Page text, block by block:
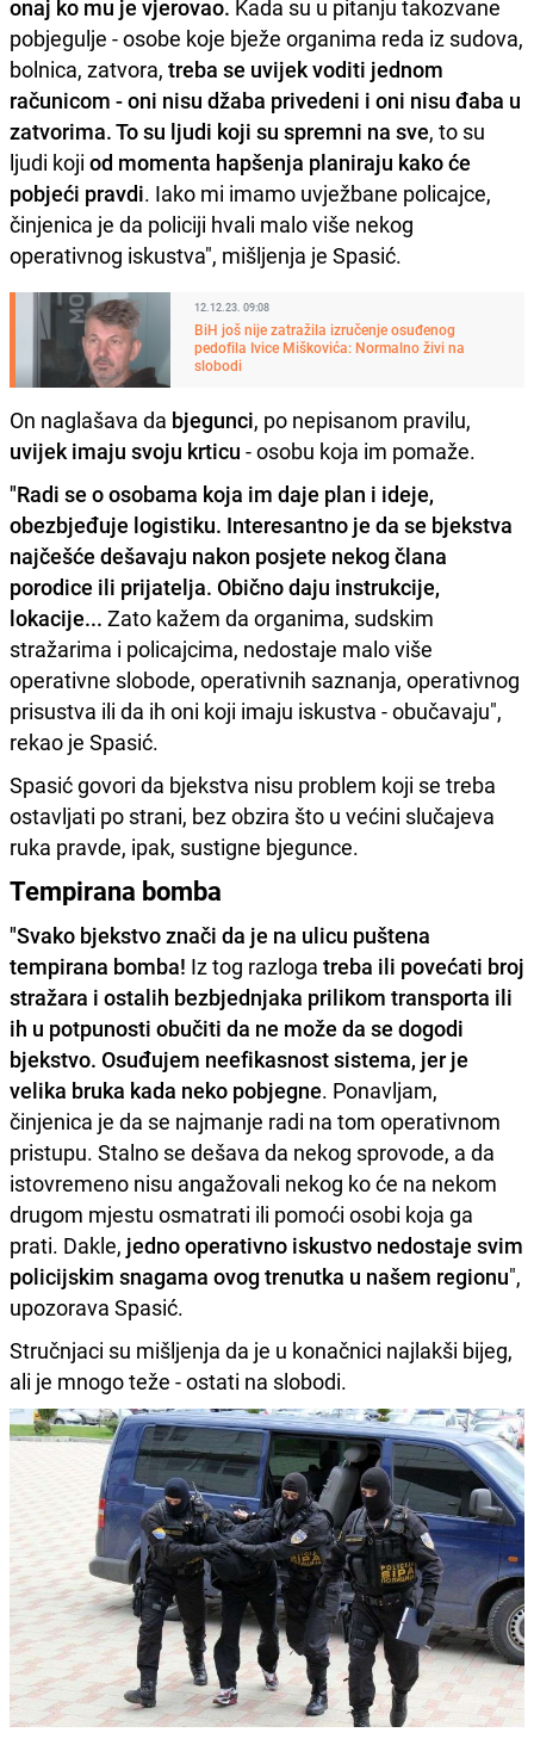
onaj ko mu je vjerovao. Kada su u pitanju takozvane
pobjegulje - osobe koje bježe organima reda iz sudova,
bolnica, zatvora, treba se uvijek voditi jednom
računicom - oni nisu džaba privedeni i oni nisu đaba u
zatvorima. Tosu ljudi koji su spremni na sve, to su
ljudi koji od momenta hapšenja planiraju kako će
pobjeći pravdi. Iako mi imamo uvježbane policajce,
činjenica je da policiji hvali malo više nekog
operativnog iskustva", mišljenja je Spasić.
12.12.23. 09:08
BiH još nije zatražila izručenje osuđenog
pedofila Ivice Miškovića: Normalno živi na
slobodi
On naglašava da bjegunci, po nepisanom pravilu,
uvijek imaju svoju krticu - osobu koja im pomaže.
"Radi se o osobama koja im daje plan i ideje,
obezbjeđuje logistiku. Interesantno je da se bjekstva
najčešće dešavaju nakon posjete nekog člana
porodice ili prijatelja. Obično daju instrukcije,
lokacije... Zato kažem da organima, sudskim
stražarima i policajcima, nedostaje malo više
operativne slobode, operativnih saznanja, operativnog
prisustva ili da ih oni koji imaju iskustva - obučavaju",
rekao je Spasić.
Spasić govori da bjekstva nisu problem koji se treba
ostavljati po strani, bez obzira što u većini slučajeva
ruka pravde, ipak, sustigne bjegunce.
Tempirana bomba
"Svako bjekstvo znači da je na ulicu puštena
tempirana bomba! Iz tog razloga treba ili povećati broj
stražara i ostalih bezbjednjaka prilikom transporta ili
ih u potpunosti obučiti da ne može da se dogodi
bjekstvo. Osuđujem neefikasnost sistema, jer je
velika bruka kada neko pobjegne. Ponavljam,
činjenica je da se najmanje radi na tom operativnom
pristupu. Stalno se dešava da nekog sprovode, a da
istovremeno nisu angažovali nekog ko će na nekom
drugom mjestu osmatrati ili pomoći osobi koja ga
prati. Dakle, jedno operativno iskustvo nedostaje svim
policijskim snagama ovog trenutka u našem regionu",
upozorava Spasić.
Stručnjaci su mišljenja da je u konačnici najlakši bijeg,
ali je mnogo teže - ostati na slobodi.